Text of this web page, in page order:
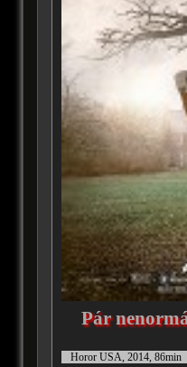
Pár
Horor USA, 2014, 86min